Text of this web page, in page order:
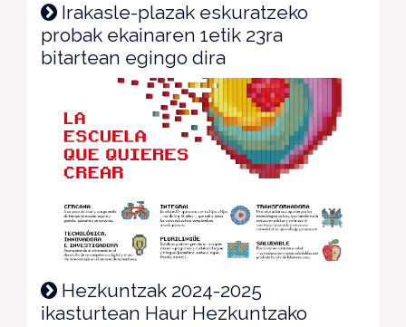
Irakasle-plazak eskuratzeko
probak ekainaren 1etik 23ra
bitartean egingo dira
Hezkuntzak 2024-2025
ikasturtean Haur Hezkuntzako